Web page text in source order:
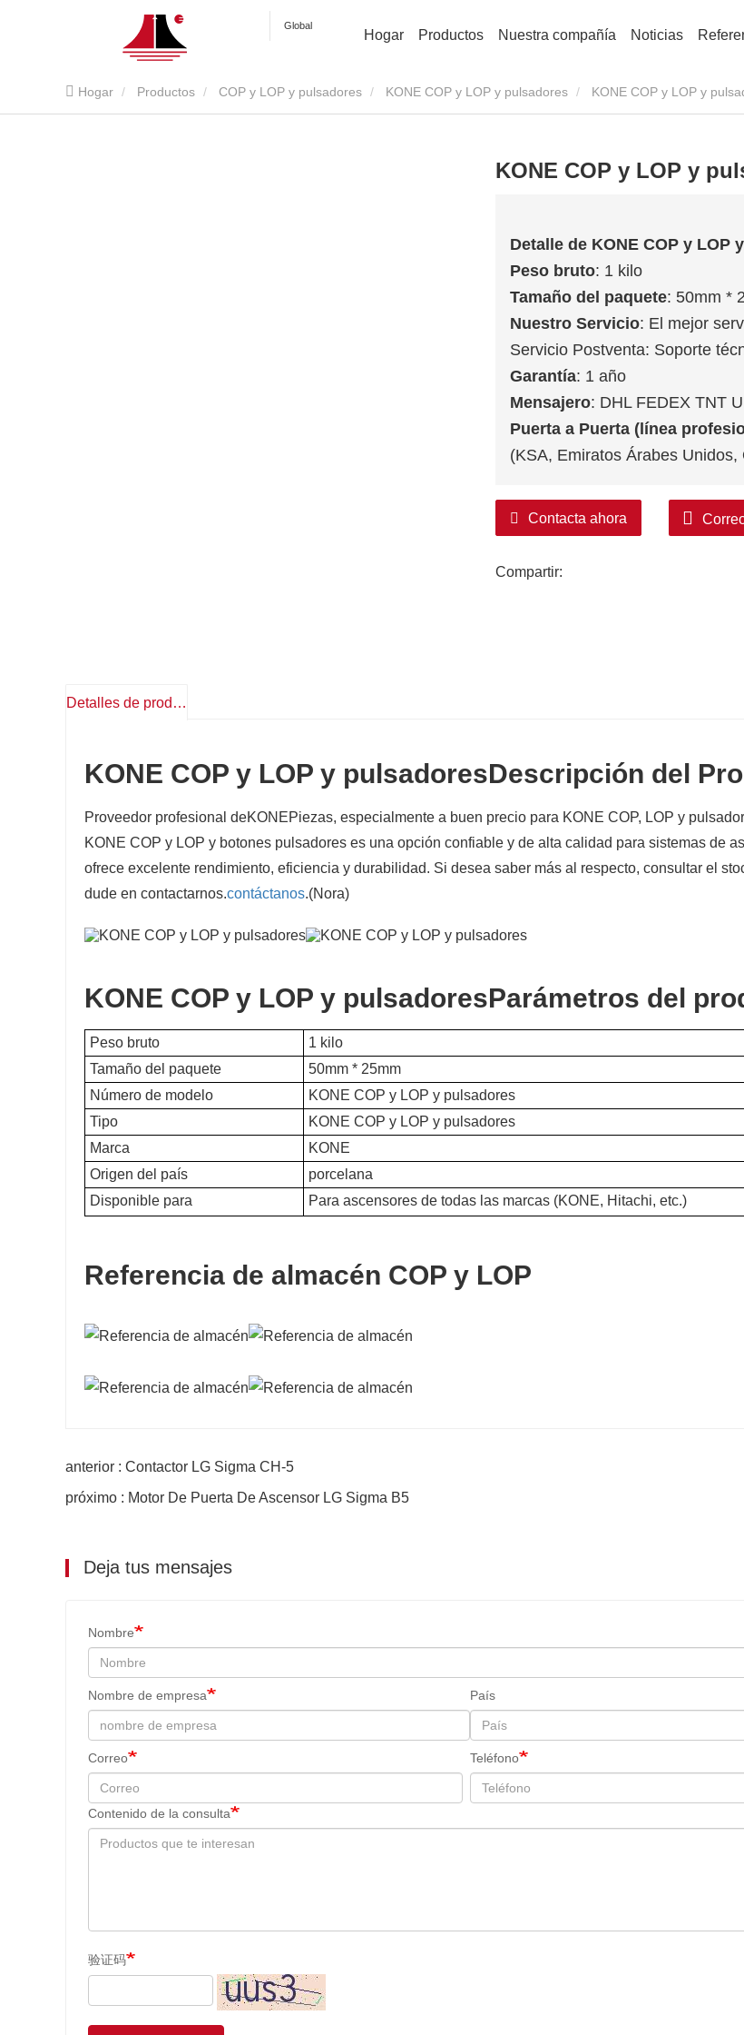
Global
Hogar Productos Nuestra compañía Noticias
Hogar Productos COP y LOP y pulsadores KONE COP y LOP y pulsadores KONE COP y LOP y
KONE COP y LOP y
Detalle de KONE COP y LOP
Peso bruto: 1 kilo
Tamaño del paquete: 50mm *
Nuestro Servicio: El mejor
Servicio Postventa: Soporte
Garantía: 1 año
Mensajero: DHL FEDEX TNT
Puerta a Puerta (línea
(KSA, Emiratos Árabes
Contacta ahora
Compartir:
Detalles de producto
KONE COP y LOP y pulsadoresDescripción del
Proveedor profesional deKONEPiezas, especialmente a buen precio para KONE COP, LOP y
KONE COP y LOP y botones pulsadores es una opción confiable y de alta calidad para sistemas de
ofrece excelente rendimiento, eficiencia y durabilidad. Si desea saber más al respecto, consultar el
dude en contactarnos.contáctanos.(Nora)
KONE COP y LOP y pulsadoresParámetros del
Peso bruto
1 kilo
Tamaño del paquete
50mm * 25mm
Número de modelo
KONE COP y LOP y pulsadores
Tipo
KONE COP y LOP y pulsadores
Marca
KONE
Origen del país
porcelana
Disponible para
Para ascensores de todas las marcas (KONE, Hitachi, etc.)
Referencia de almacén COP y LOP
anterior : Contactor LG Sigma CH-5
próximo : Motor De Puerta De Ascensor LG Sigma B5
Deja tus mensajes
Nombre
Nombre de empresa País
Correo Teléfono
Contenido de la consulta
验证码